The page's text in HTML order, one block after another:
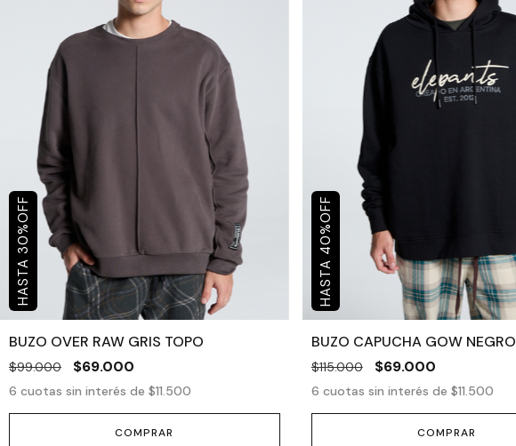
30
%
OFF
BUZO OVER RAW GRIS TOPO
$99.000 $69.000
6 cuotas sin interés de $11.500
COMPRAR
40
%
OFF
BUZO CAPUCHA GOW NEGRO
$115.000 $69.000
6 cuotas sin interés de $11.500
COMPRAR